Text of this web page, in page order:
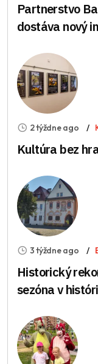
Partnerstvo
dostáva nový
2 týždne ago
Kultúra bez
3 týždne ago
Historický
sezóna v